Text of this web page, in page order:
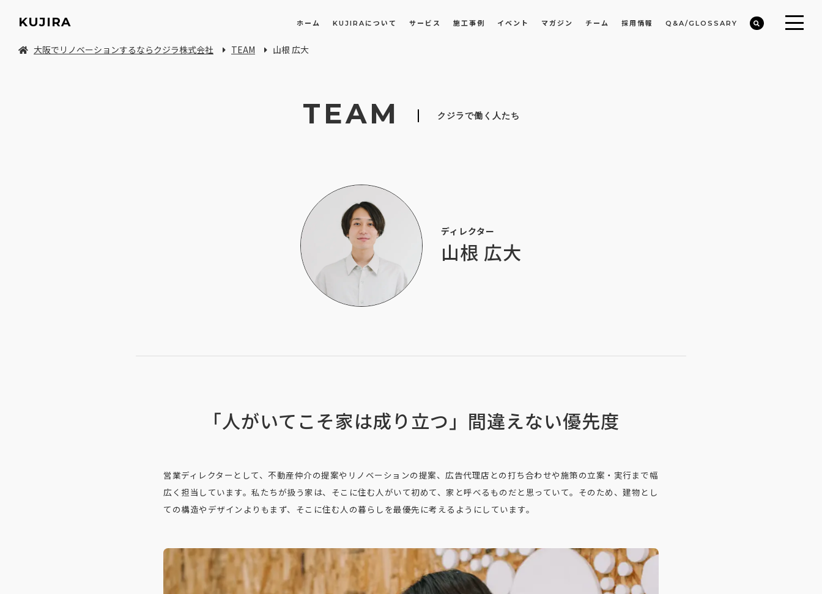
KUJIRA ホーム KUJIRAについて サービス 施工事例 イベント マガジン チーム 採用情報 Q&A/GLOSSARY
大阪でリノベーションするならクジラ株式会社 TEAM 山根 広大
TEAM クジラで働く人たち
ディレクター
山根 広大
「人がいてこそ家は成り立つ」間違えない優先度
営業ディレクターとして、不動産仲介の提案やリノベーションの提案、広告代理店との打ち合わせや施策の立案・実行まで幅
広く担当しています。私たちが扱う家は、そこに住む人がいて初めて、家と呼べるものだと思っていて。そのため、建物とし
ての構造やデザインよりもまず、そこに住む人の暮らしを最優先に考えるようにしています。